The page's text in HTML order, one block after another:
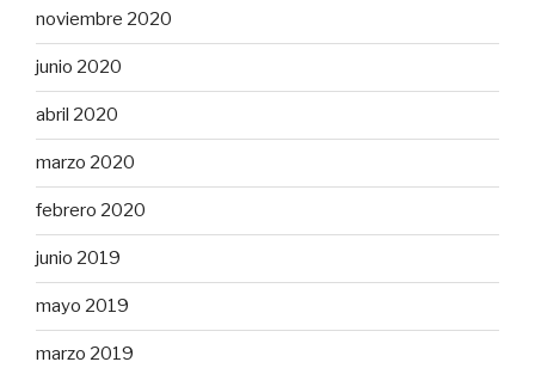
noviembre 2020
junio 2020
abril 2020
marzo 2020
febrero 2020
junio 2019
mayo 2019
marzo 2019